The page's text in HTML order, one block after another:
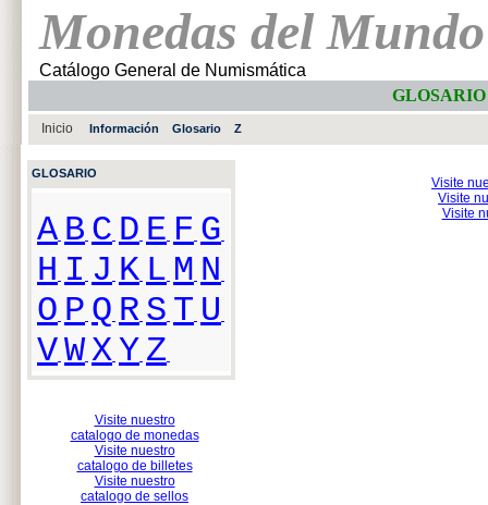
Monedas del Mundo
Catálogo General de Numismática
Inicio Información Glosario Z
GLOSARIO
A B C D E F G
H I J K L M N
O P Q RS T U
VWXYZ
Visite nuestro
catalogo de monedas
Visite nuestro
catalogo de billetes
Visite nuestro
catalogo de sellos
Visite
Visite
Visite